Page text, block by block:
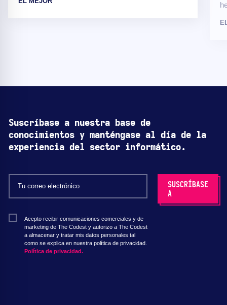
Suscríbase a nuestra base de
conocimientos y manténgase al día de la
experiencia del sector informático.
Acepto recibir comunicaciones comerciales y de
marketing de The Codest y autorizo a The Codest
a almacenar y tratar mis datos personales tal
como se explica en nuestra política de privacidad.
Política de privacidad.